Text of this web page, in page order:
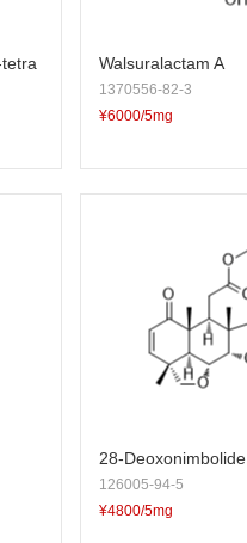
Walsuralactam A
1370556-82-3
¥6000/5mg
28-Deoxonimbolide
126005-94-5
¥4800/5mg